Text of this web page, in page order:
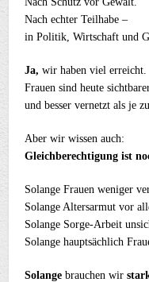
Nach echter Teilhabe –
in Politik, Wirtschaft und
Ja, wir haben viel erreicht.
Frauen sind heute
und besser vernetzt als je
Aber wir wissen auch:
Gleichberechtigung ist
Solange Frauen weniger
Solange Altersarmut vor
Solange Sorge-Arbeit
Solange hauptsächlich
Solange brauchen wir